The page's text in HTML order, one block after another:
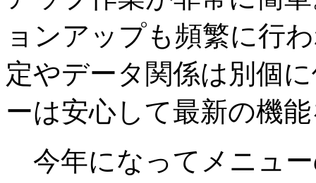
ョンアップも頻繁に行
定やデータ関係は別個
ーは安心して最新の機
今年になってメニュ